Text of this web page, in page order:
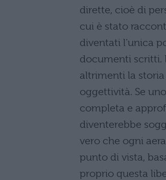
dirette, cioè di
cui è stato
diventati l’unica
documenti scritti.
altrimenti la
oggettività. Se
completa e
diventerebbe
vero che ogni
punto di vista,
proprio questa